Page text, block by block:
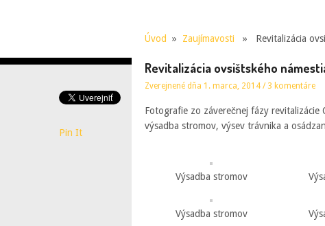
Úvod » Zaujímavosti » Revitalizácia
Revitalizácia ovsištského
Zverejnené dňa 1. marca, 2014 / 3 komentáre
Fotografie zo záverečnej fázy revitalizácie
výsadba stromov, výsev trávnika a
Výsadba stromov
Výsadba stromov
Pin It